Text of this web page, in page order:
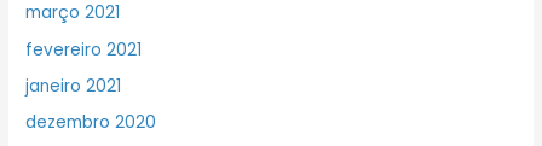
março 2021
fevereiro 2021
janeiro 2021
dezembro 2020